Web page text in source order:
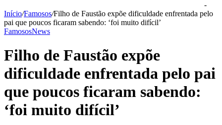
-
Início/Famosos/Filho de Faustão expõe dificuldade enfrentada pelo
pai que poucos ficaram sabendo: ‘foi muito difícil’
FamososNews
Filho de Faustão expõe
dificuldade enfrentada pelo pai
que poucos ficaram sabendo:
‘foi muito difícil’